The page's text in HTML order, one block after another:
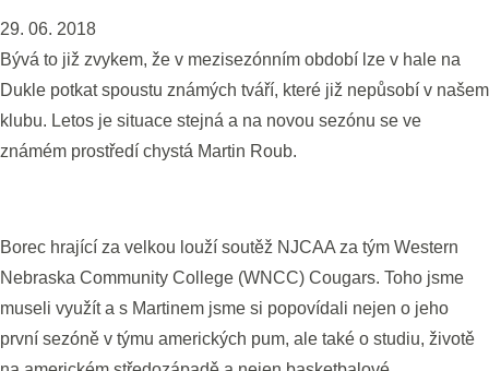
29. 06. 2018
Bývá to již zvykem, že v mezisezónním období lze v hale na
Dukle potkat spoustu známých tváří, které již nepůsobí v našem
klubu. Letos je situace stejná a na novou sezónu se ve
známém prostředí chystá Martin Roub.
Borec hrající za velkou louží soutěž NJCAA za tým Western
Nebraska Community College (WNCC) Cougars. Toho jsme
museli využít a s Martinem jsme si popovídali nejen o jeho
první sezóně v týmu amerických pum, ale také o studiu, životě